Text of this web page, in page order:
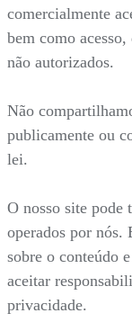
comercialmente
bem como
não autorizados.
Não
publicamente ou
lei.
O nosso site pode
operados por nós.
sobre o conteúdo
aceitar
privacidade.